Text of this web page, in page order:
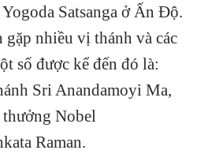
Satsanga ở Ấn Độ.
nhiều vị thánh và các
số được kể đến đó là:
Sri Anandamoyi Ma,
Nobel
Raman.